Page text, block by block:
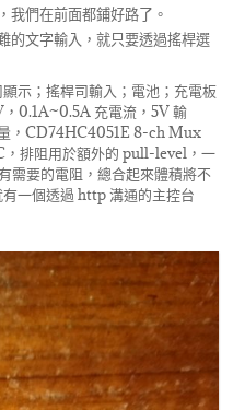
我們在前面都鋪好路了。
的文字輸入，就只要透過搖桿選
示；搖桿司輸入；電池；充電板
，0.1A~0.5A 充電流，5V 輸
，CD74HC4051E 8-ch Mux
，排阻用於額外的 pull-level，一
要的電阻，總合起來體積將不
一個透過 http 溝通的主控台